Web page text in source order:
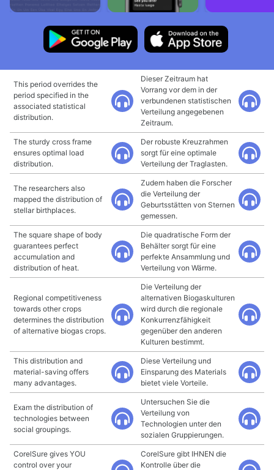
This period overrides the
period specified in the
associated statistical
distribution.
Dieser Zeitraum hat
Vorrang vor dem in der
verbundenen statistischen
Verteilung angegebenen
Zeitraum.
The sturdy cross frame
ensures optimal load
distribution.
Der robuste Kreuzrahmen
sorgt für eine optimale
Verteilung der Traglasten.
The researchers also
mapped the distribution of
stellar birthplaces.
Zudem haben die Forscher
die Verteilung der
Geburtsstätten von Sternen
gemessen.
The square shape of body
guarantees perfect
accumulation and
distribution of heat.
Die quadratische Form der
Behälter sorgt für eine
perfekte Ansammlung und
Verteilung von Wärme.
Regional competitiveness
towards other crops
determines the distribution
of alternative biogas crops.
Die Verteilung der
alternativen Biogaskulturen
wird durch die regionale
Konkurrenzfähigkeit
gegenüber den anderen
Kulturen bestimmt.
This distribution and
material-saving offers
many advantages.
Diese Verteilung und
Einsparung des Materials
bietet viele Vorteile.
Exam the distribution of
technologies between
social groupings.
Untersuchen Sie die
Verteilung von
Technologien unter den
sozialen Gruppierungen.
CorelSure gives YOU
control over your
CorelSure gibt IHNEN die
Kontrolle über die